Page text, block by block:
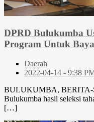
DPRD Bulukumba
Program Untuk
Daerah
2022-04-14 - 9:38
BULUKUMBA, BERITA-
Bulukumba hasil seleksi
[…]